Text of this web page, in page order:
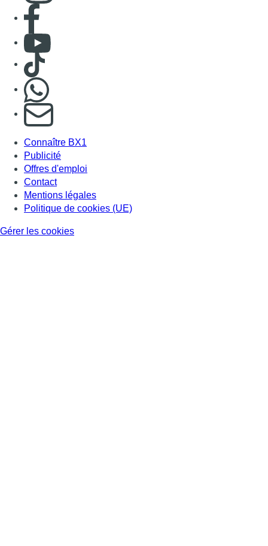
Consulter page Facebook
Consulter Youtube
Consulter TikTok
S'abonner à notre newsletter
Connaître BX1
Publicité
Offres d'emploi
Contact
Mentions légales
Politique de cookies (UE)
Gérer les cookies